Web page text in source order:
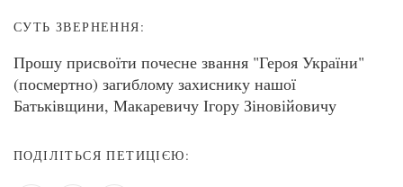
СУТЬ ЗВЕРНЕННЯ:
Прошу присвоїти почесне звання "Героя України"
(посмертно) загиблому захиснику нашої
Батьківщини, Макаревичу Ігору Зіновійовичу
ПОДІЛІТЬСЯ ПЕТИЦІЄЮ: